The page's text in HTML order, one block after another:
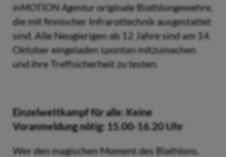
inMOTIONAgenturoriginale Biathlongewehre,
die mit finnischer Infrarottechnik ausgestattet
sind. Alle Neugierigen ab 12 Jahre sind am 14.
Oktober eingeladen spontan mitzumachen
und ihre Treffsicherheit zu testen.
Einzelwettkampf für alle: Keine
Voranmeldung nötig: 15.00-16.20 Uhr
Wer den magischen Moment des Biathlons,